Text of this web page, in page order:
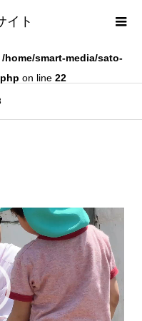
イト
/home/smart-media/sato-
on line 22